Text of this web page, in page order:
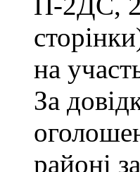
на
За
районі